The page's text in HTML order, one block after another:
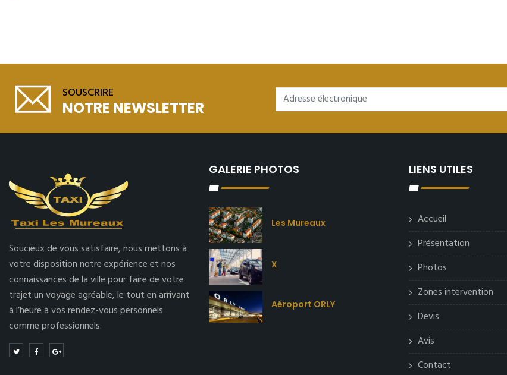
SOUSCRIRE
NOTRE NEWSLETTER
Soucieux de vous satisfaire, nous mettons à
votre disposition notre expérience et nos
connaissances de la ville pour faire de votre
trajet un voyage agréable, le tout en arrivant
à l’heure à vos rendez-vous personnels
comme professionnels.
GALERIE PHOTOS
Les Mureaux
X
Aéroport ORLY
LIENS UTILES
Accueil
Présentation
Photos
Zones intervention
Devis
Avis
Contact